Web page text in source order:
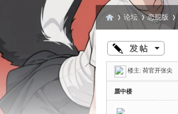
臭»
论坛
›
恋屁版
›
楼主: 荷官开张尖
蜃中楼